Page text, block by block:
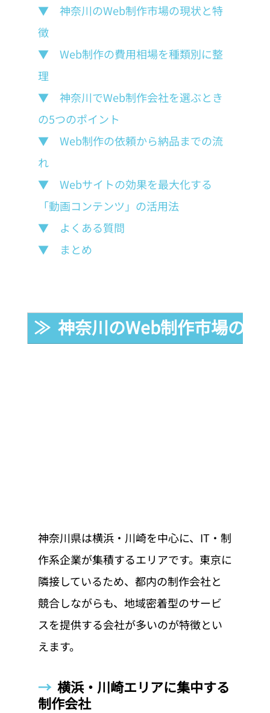
▼　神奈川のWeb制作市場の現状と特
徴
▼　Web制作の費用相場を種類別に整
理
▼　神奈川でWeb制作会社を選ぶとき
の5つのポイント
▼　Web制作の依頼から納品までの流
れ
▼　Webサイトの効果を最大化する
「動画コンテンツ」の活用法
▼　よくある質問
▼　まとめ
≫  神奈川のWeb制作市場の現
神奈川県は横浜・川崎を中心に、IT・制
作系企業が集積するエリアです。東京に
隣接しているため、都内の制作会社と
競合しながらも、地域密着型のサービ
スを提供する会社が多いのが特徴とい
えます。
→ 横浜・川崎エリアに集中する
制作会社